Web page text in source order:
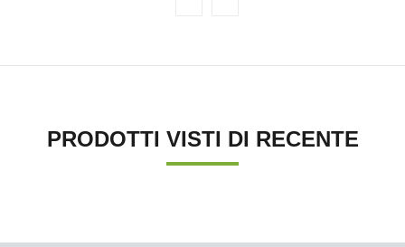
PRODOTTI VISTI DI RECENTE